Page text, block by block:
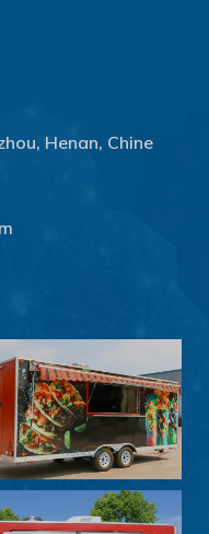
Henan, Chine
Slovenčina
Svenska